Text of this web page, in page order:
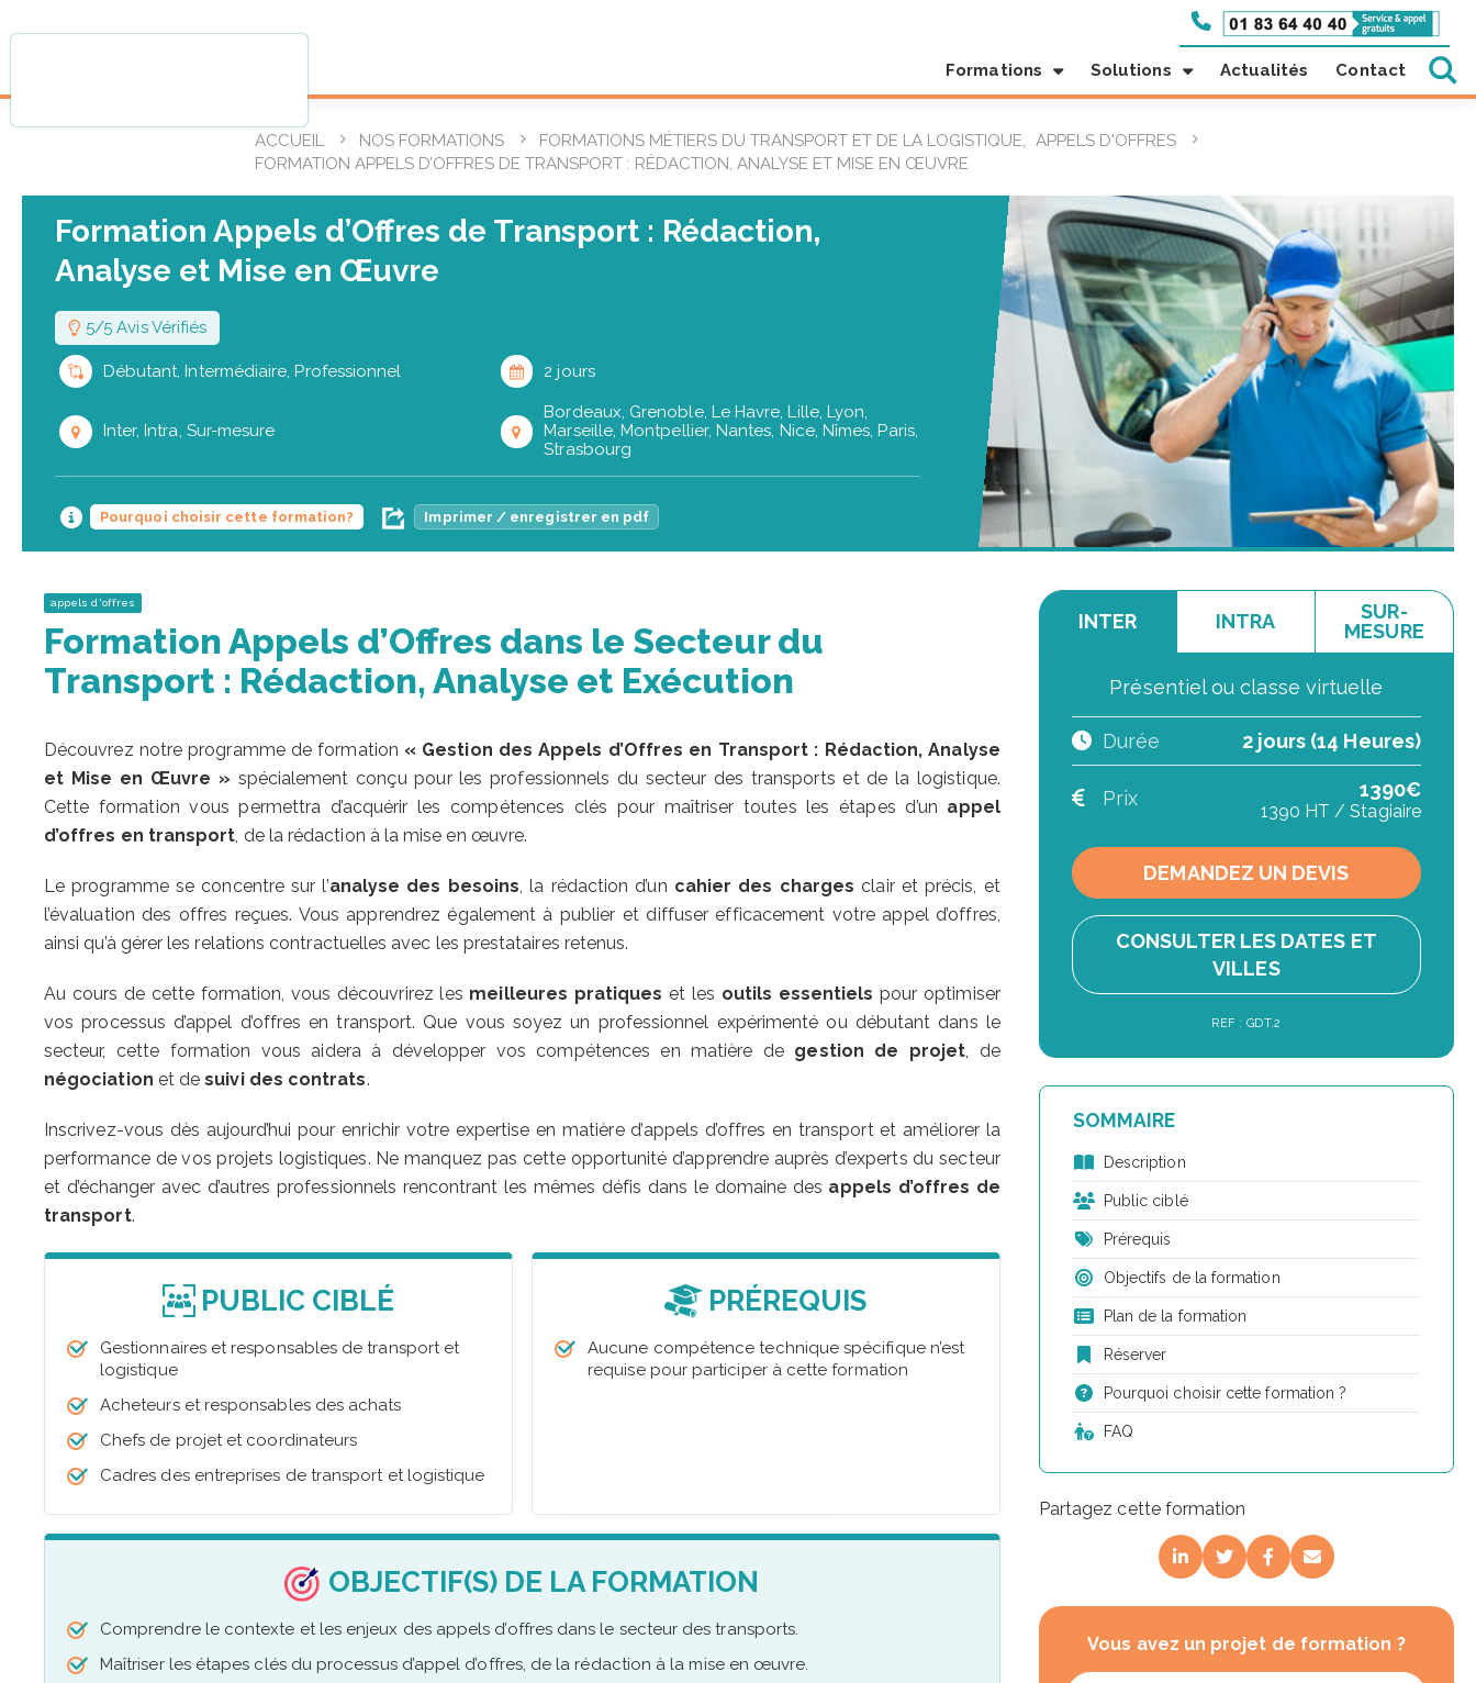
Formations Solutions Actualités Contact
ACCUEIL NOS FORMATIONS FORMATIONS MÉTIERS DU TRANSPORT ET DE LA LOGISTIQUE, APPELS D'OFFRES
FORMATION APPELS D’OFFRES DE TRANSPORT : RÉDACTION, ANALYSE ET MISE EN ŒUVRE
Formation Appels d’Offres de Transport : Rédaction,
Analyse et Mise en Œuvre
5/5 Avis Vérifiés
Débutant, Intermédiaire, Professionnel 2 jours
Inter, Intra, Sur-mesure
Bordeaux, Grenoble, Le Havre, Lille, Lyon,
Marseille, Montpellier, Nantes, Nice, Nîmes, Paris,
Strasbourg
Pourquoi choisir cette formation? Imprimer / enregistrer en pdf
appels d'offres
Formation Appels d’Offres dans le Secteur du
Transport : Rédaction, Analyse et Exécution
Découvrez notre programme de formation « Gestion des Appels d’Offres en Transport : Rédaction, Analyse
et Mise en Œuvre » spécialement conçu pour les professionnels du secteur des transports et de la logistique.
Cette formation vous permettra d’acquérir les compétences clés pour maîtriser toutes les étapes d’un appel
d’offres en transport, de la rédaction à la mise en œuvre.
Le programme se concentre sur l’analyse des besoins, la rédaction d’un cahier des charges clair et précis, et
l’évaluation des offres reçues. Vous apprendrez également à publier et diffuser efficacement votre appel d’offres,
ainsi qu’à gérer les relations contractuelles avec les prestataires retenus.
Au cours de cette formation, vous découvrirez les meilleures pratiques et les outils essentiels pour optimiser
vos processus d’appel d’offres en transport. Que vous soyez un professionnel expérimenté ou débutant dans le
secteur, cette formation vous aidera à développer vos compétences en matière de gestion de projet, de
négociation et desuivi des contrats.
Inscrivez-vous dès aujourd’hui pour enrichir votre expertise en matière d’appels d’offres en transport et améliorer la
performance de vos projets logistiques. Ne manquez pas cette opportunité d’apprendre auprès d’experts du secteur
et d’échanger avec d’autres professionnels rencontrant les mêmes défis dans le domaine des appels d’offres de
transport.
PUBLIC CIBLÉ
Gestionnaires et responsables de transport et
logistique
Acheteurs et responsables des achats
Chefs de projet et coordinateurs
Cadres des entreprises de transport et logistique
PRÉREQUIS
Aucune compétence technique spécifique n’est
requise pour participer à cette formation
OBJECTIF(S) DE LA FORMATION
Comprendre le contexte et les enjeux des appels d’offres dans le secteur des transports.
Maîtriser les étapes clés du processus d’appel d’offres, de la rédaction à la mise en œuvre.
INTER INTRA
SUR-
MESURE
Présentiel ou classe virtuelle
Durée 2 jours (14 Heures)
Prix 1390€
1390 HT / Stagiaire
DEMANDEZ UN DEVIS
CONSULTER LES DATES ET
VILLES
REF : GDT.2
SOMMAIRE
Description
Public ciblé
Prérequis
Objectifs de la formation
Plan de la formation
Réserver
Pourquoi choisir cette formation ?
FAQ
Partagez cette formation
Vous avez un projet de formation ?